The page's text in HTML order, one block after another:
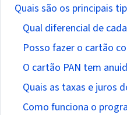
Quais são os principais
Qual diferencial de
Posso fazer o cartão
O cartão PAN tem
Quais as taxas e juros
Como funciona o